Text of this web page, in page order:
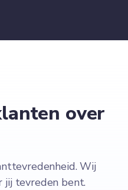
over
Wij
jij tevreden bent.